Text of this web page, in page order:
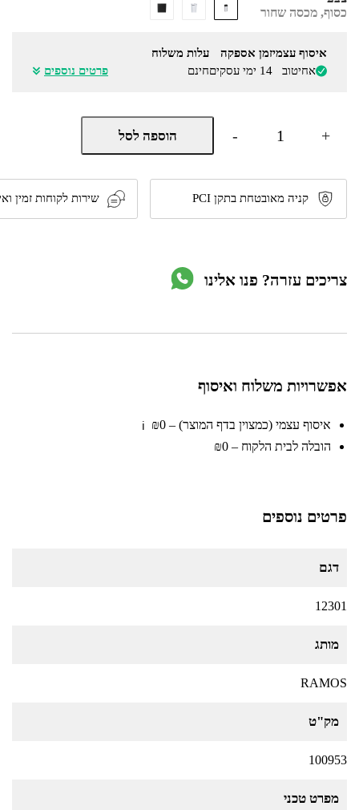
כסוף, מכסה שחור
איסוף עצמי
אחיטוב
זמן אספקה
14 ימי עסקים
עלות משלוח
חינם
פרטים נוספים
-
פח
30
ליטר
Ramos
+ הוספה לסל
קניה מאובטחת בתקן PCI שירות לקוחות זמין
צריכים עזרה? פנו אלינו
אפשרויות משלוח ואיסוף
איסוף עצמי (כמצוין בדף המוצר) – ₪0 ℹ️
הובלה לבית הלקוח – ₪0
פרטים נוספים
דגם
12301
מותג
RAMOS
מק"ט
100953
מפרט טכני